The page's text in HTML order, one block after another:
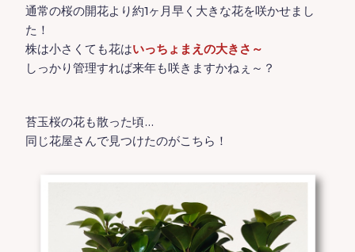
通常の桜の開花より約1ヶ月早く大きな花を咲かせまし
た！
株は小さくても花はいっちょまえの大きさ～
しっかり管理すれば来年も咲きますかねぇ～？
苔玉桜の花も散った頃…
同じ花屋さんで見つけたのがこちら！